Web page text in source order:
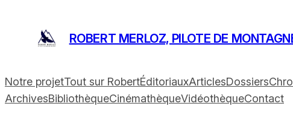
contenu
ROBERT MERLOZ, PILOTE DE
Notre projetTout sur RobertÉditoriauxArticlesDossiers
ArchivesBibliothèqueCinémathèqueVidéothèqueContact